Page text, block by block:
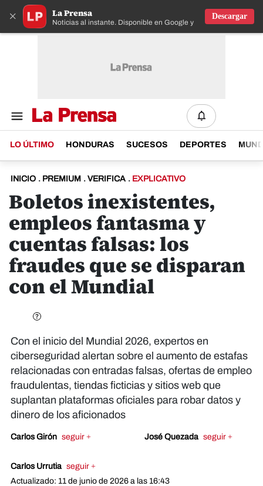
× La Prensa
Noticias al instante. Disponible en Google y IOS
Descargar
LO ÚLTIMO HONDURAS SUCESOS DEPORTES
INICIO . PREMIUM . VERIFICA . EXPLICATIVO
Boletos inexistentes,
empleos fantasma y
cuentas falsas: los
fraudes que se disparan
con el Mundial
Con el inicio del Mundial 2026, expertos en
ciberseguridad alertan sobre el aumento de estafas
relacionadas con entradas falsas, ofertas de empleo
fraudulentas, tiendas ficticias y sitios web que
suplantan plataformas oficiales para robar datos y
dinero de los aficionados
Carlos Girón seguir + José Quezada seguir +
Carlos Urrutia seguir +
Actualizado: 11 de junio de 2026 a las 16:43